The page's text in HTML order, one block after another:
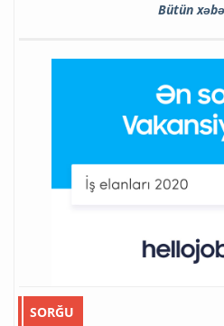
Bütün
SORĞU